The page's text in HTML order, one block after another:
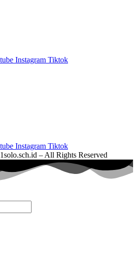
Instagram Tiktok
Instagram Tiktok
– All Rights Reserved